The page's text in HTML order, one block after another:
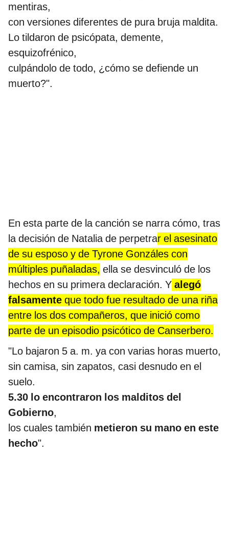
mentiras,
con versiones diferentes de pura bruja maldita.
Lo tildaron de psicópata, demente,
esquizofrénico,
culpándolo de todo, ¿cómo se defiende un
muerto?".
En esta parte de la canción se narra cómo, tras
la decisión de Natalia de perpetrar el asesinato
de su esposo y de Tyrone Gonzáles con
múltiples puñaladas, ella se desvinculó de los
hechos en su primera declaración. Y alegó
falsamente que todo fue resultado de una riña
entre los dos compañeros, que inició como
parte de un episodio psicótico de Canserbero.
"Lo bajaron 5 a. m. ya con varias horas muerto,
sin camisa, sin zapatos, casi desnudo en el
suelo.
5.30 lo encontraron los malditos del
Gobierno,
los cuales también metieron su mano en este
hecho".